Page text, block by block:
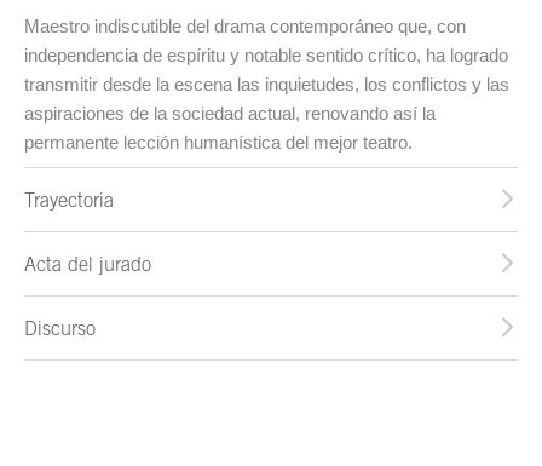
Maestro indiscutible del drama contemporáneo que, con
independencia de espíritu y notable sentido crítico, ha logrado
transmitir desde la escena las inquietudes, los conflictos y las
aspiraciones de la sociedad actual, renovando así la
permanente lección humanística del mejor teatro.
Trayectoria
Acta del jurado
Discurso